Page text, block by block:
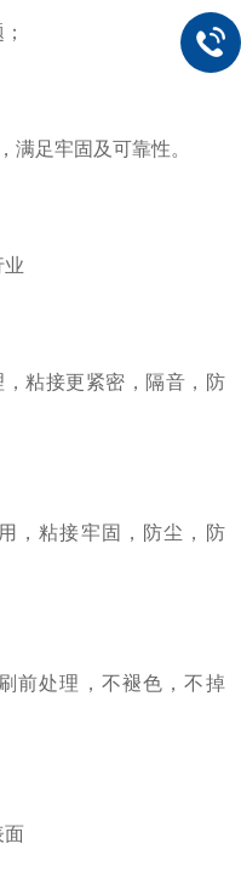
足牢固及可靠性。
粘接更紧密，隔音，防
粘接牢固，防尘，防
处理，不褪色，不掉